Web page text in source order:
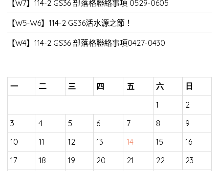
【W7】114-2 GS36 部落格聯絡事項 0529-0605
【W5-W6】114-2 GS36活水源之節！
【W4】114-2 GS36 部落格聯絡事項0427-0430
一 二 三 四 五 六
日
1
2
3
4 5 6 7 8
9
10
11 12 13 14 15
16
17
18 19 20 21 22
23